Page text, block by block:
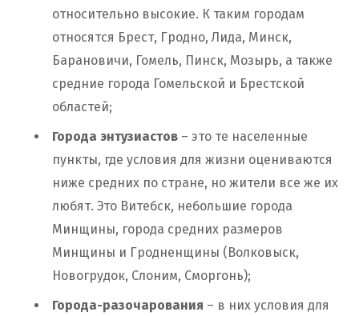
относительно высокие. К таким городам
относятся Брест, Гродно, Лида, Минск,
Барановичи, Гомель, Пинск, Мозырь, а также
средние города Гомельской и Брестской
областей;
Города энтузиастов – это те населенные
пункты, где условия для жизни оцениваются
ниже средних по стране, но жители все же их
любят. Это Витебск, небольшие города
Минщины, города средних размеров
Минщины и Гродненщины (Волковыск,
Новогрудок, Слоним, Сморгонь);
Города-разочарования – в них условия для